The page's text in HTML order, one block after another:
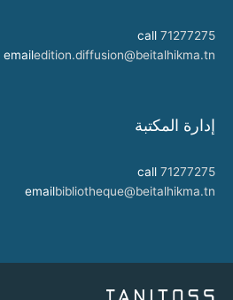
call 71277275
emailedition.diffusion@beitalhikma.tn
إدارة المكتبة
call 71277275
emailbibliotheque@beitalhikma.tn